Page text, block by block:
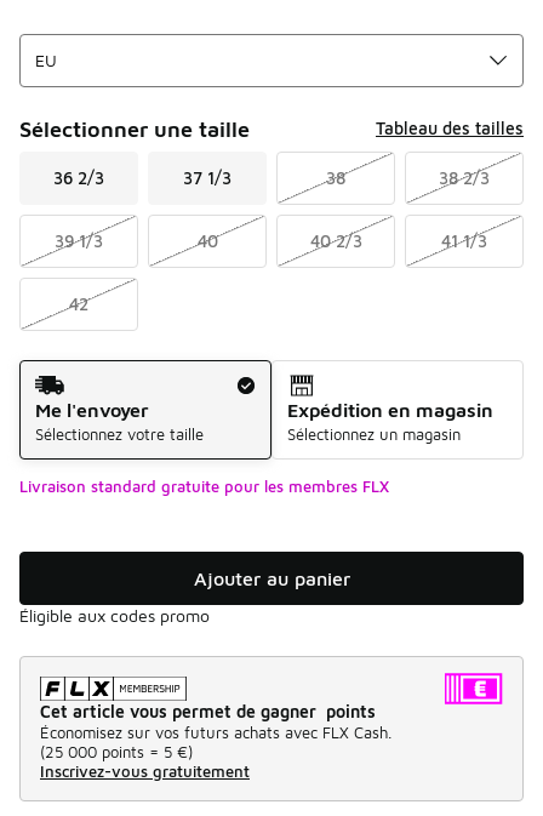
Sélectionner une taille Tableau des tailles
36 2/3 37 1/3 38 38 2/3
39 1/3 40 40 2/3 41 1/3
42
Mode d'expédition
Me l'envoyer
Sélectionnez votre taille
Expédition en magasin
Sélectionnez un magasin
Livraison standard gratuite pour les membres FLX
Ajouter au panier
Éligible aux codes promo
Cet article vous permet de gagner points
Économisez sur vos futurs achats avec FLX Cash.
(25 000 points = 5 €)
Inscrivez-vous gratuitement